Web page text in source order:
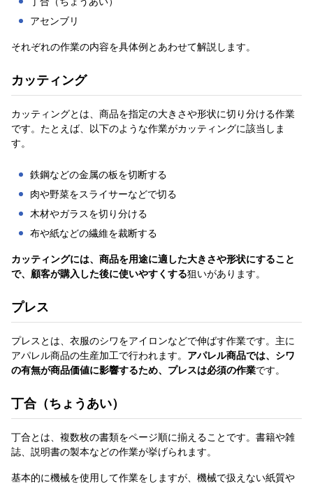
アセンブリ
それぞれの作業の内容を具体例とあわせて解説します。
カッティング
カッティングとは、商品を指定の大きさや形状に切り分ける作業
です。たとえば、以下のような作業がカッティングに該当しま
す。
鉄鋼などの金属の板を切断する
肉や野菜をスライサーなどで切る
木材やガラスを切り分ける
布や紙などの繊維を裁断する
カッティングには、商品を用途に適した大きさや形状にすること
で、顧客が購入した後に使いやすくする狙いがあります。
プレス
プレスとは、衣服のシワをアイロンなどで伸ばす作業です。主に
アパレル商品の生産加工で行われます。 アパレル商品では、シワ
の有無が商品価値に影響するため、プレスは必須の作業です。
丁合（ちょうあい）
丁合とは、複数枚の書類をページ順に揃えることです。書籍や雑
誌、説明書の製本などの作業が挙げられます。
基本的に機械を使用して作業をしますが、機械で扱えない紙質や